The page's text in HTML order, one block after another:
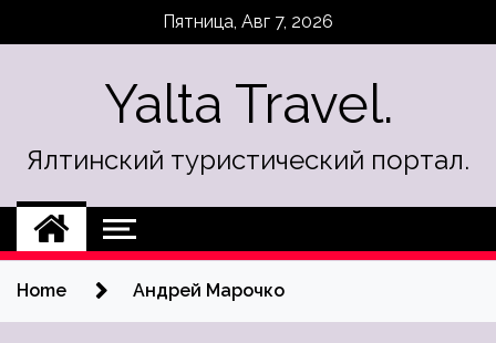
Пятница, Авг 7, 2026
Yalta Travel.
Ялтинский туристический портал.
Home Андрей Марочко